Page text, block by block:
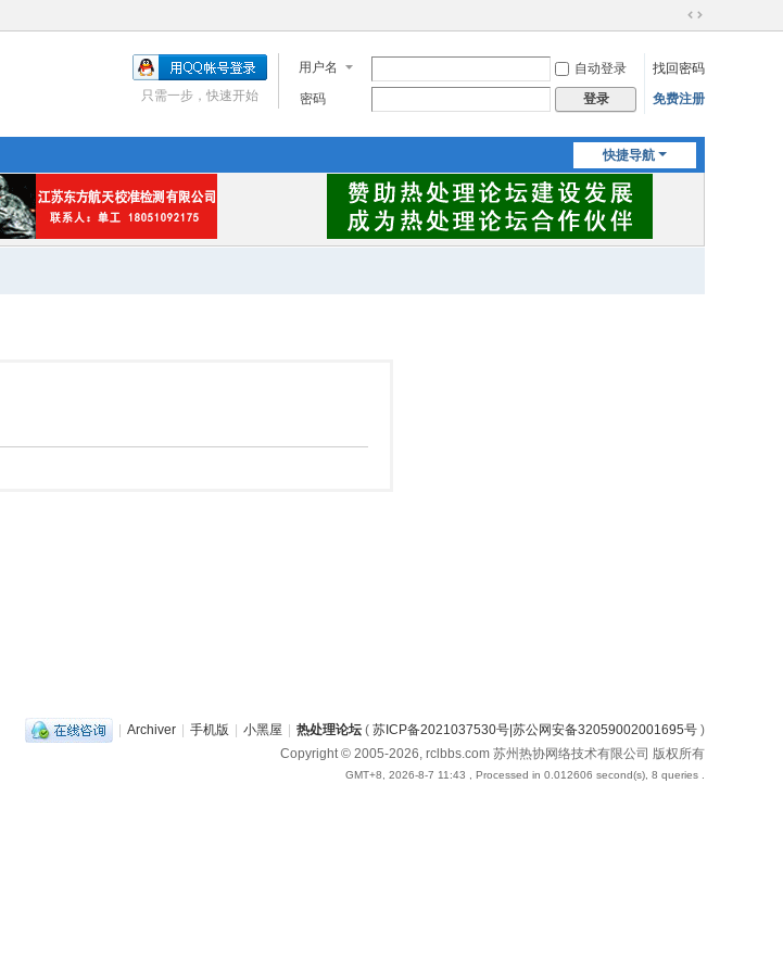
切
到
宽
用户名 自动登录
找回密码
密码
登录 免费注册
只需一步，快速开始
快捷导航
| Archiver | 手机版 | 小黑屋 | 热处理论坛 ( 苏ICP备2021037530号|苏公网安备32059002001695号 )
Copyright © 2005-2026, rclbbs.com 苏州热协网络技术有限公司 版权所有
GMT+8, 2026-8-7 11:43 , Processed in 0.012606 second(s), 8 queries .